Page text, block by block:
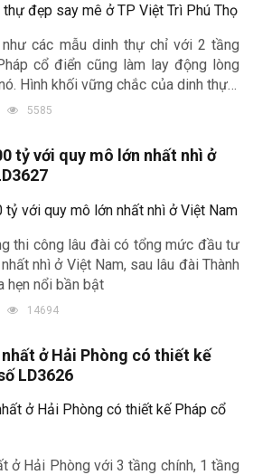
các mẫu dinh thự chỉ với 2 tầng
cổ điển cũng làm lay động lòng
Hình khối vững chắc của dinh thự ở
mọi ảnh mắt nhìn.
5585
tỷ với quy mô lớn nhất nhì ở
thi công lâu đài có tổng mức đầu tư
nhì ở Việt Nam, sau lâu đài Thành
hẹn nổi bần bật
14694
ở Hải Phòng có thiết kế
LD3626
ở Hải Phòng với 3 tầng chính, 1 tầng